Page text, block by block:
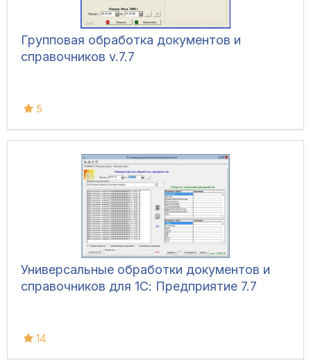
Групповая обработка документов и
справочников v.7.7
5
Универсальные обработки документов и
справочников для 1С: Предприятие 7.7
14